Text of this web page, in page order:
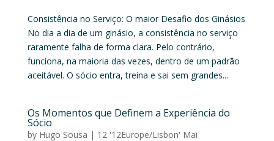
Consistência no Serviço: O maior Desafio dos Ginásios
No dia a dia de um ginásio, a consistência no serviço
raramente falha de forma clara. Pelo contrário,
funciona, na maioria das vezes, dentro de um padrão
aceitável. O sócio entra, treina e sai sem grandes...
Os Momentos que Definem a Experiência do
Sócio
by Hugo Sousa | 12 '12Europe/Lisbon' Mai